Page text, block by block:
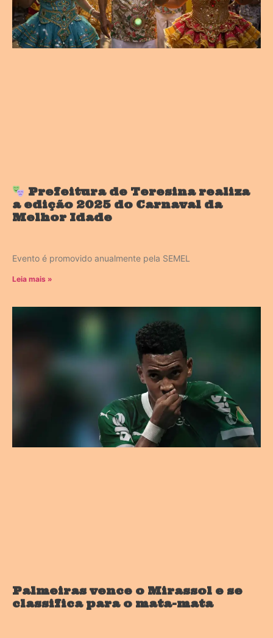
Prefeitura de Teresina realiza
a edição 2025 do Carnaval da
Melhor Idade
Evento é promovido anualmente pela SEMEL
Leia mais »
Palmeiras vence o Mirassol e se
classifica para o mata-mata